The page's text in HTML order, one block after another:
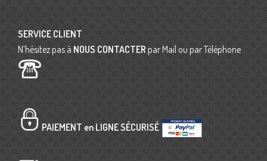
SERVICE CLIENT
N’hésitez pas à NOUS CONTACTER par Mail ou par Téléphone
PAIEMENT en LIGNE SÉCURISÉ